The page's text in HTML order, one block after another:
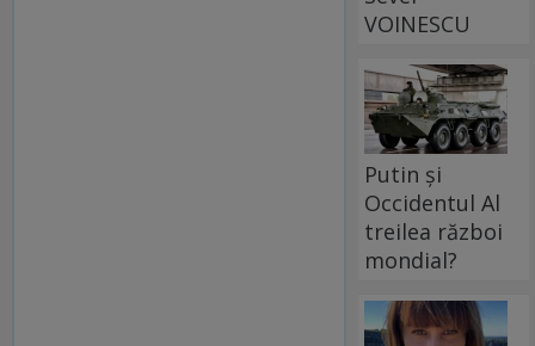
VOINESCU
Putin și
Occidentul Al
treilea război
mondial?